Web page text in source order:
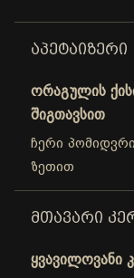
ᲐᲞᲔᲢᲐᲘᲖᲔᲠᲘ
ორაგულის
შიგთავსით
ჩერი
ზეთით
ᲛᲗᲐᲕᲐᲠᲘ
ყვავილოვანი